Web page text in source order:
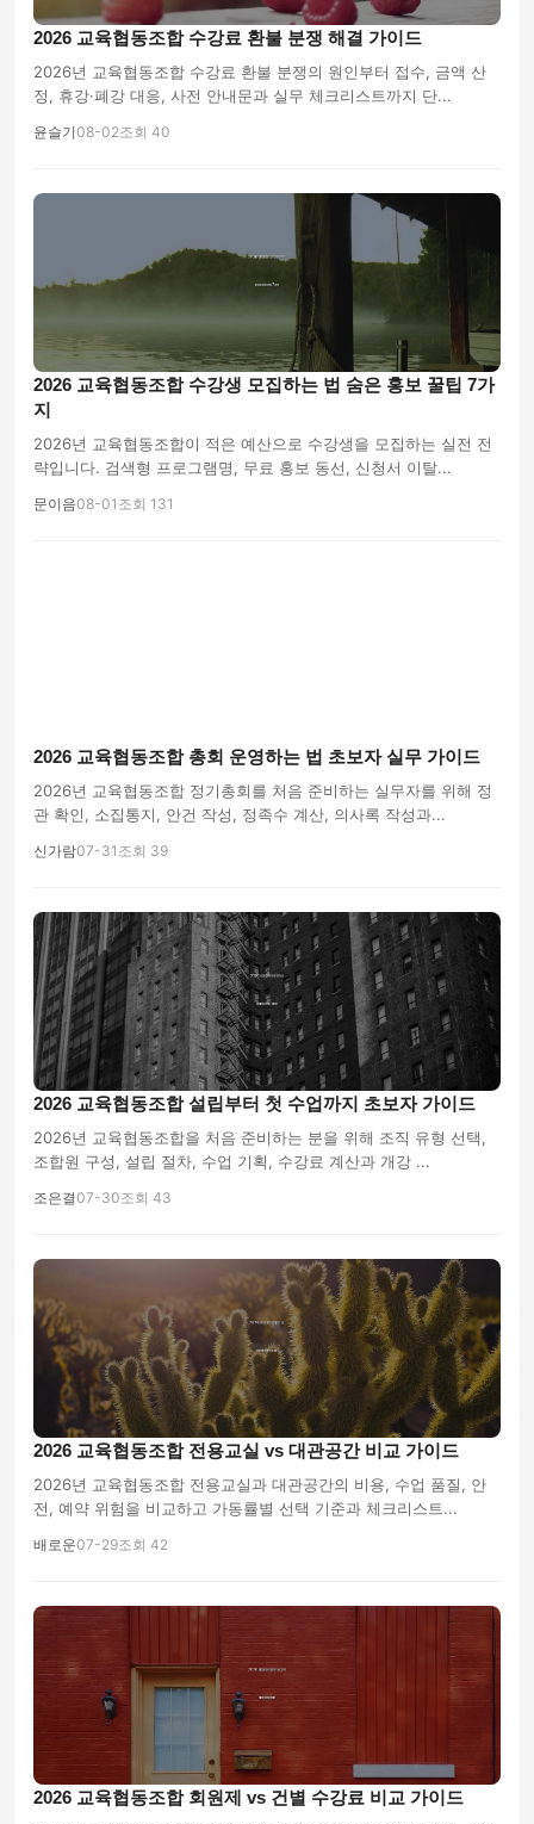
2026 교육협동조합 수강료 환불 분쟁 해결 가이드
2026년 교육협동조합 수강료 환불 분쟁의 원인부터 접수, 금액 산
정, 휴강·폐강 대응, 사전 안내문과 실무 체크리스트까지 단...
윤슬기08-02조회 40
2026 교육협동조합 수강생 모집하는 법 숨은 홍보 꿀팁 7가
지
2026년 교육협동조합이 적은 예산으로 수강생을 모집하는 실전 전
략입니다. 검색형 프로그램명, 무료 홍보 동선, 신청서 이탈...
문이음08-01 조회 131
2026 교육협동조합 총회 운영하는 법 초보자 실무 가이드
2026년 교육협동조합 정기총회를 처음 준비하는 실무자를 위해 정
관 확인, 소집통지, 안건 작성, 정족수 계산, 의사록 작성과...
신가람07-31 조회 39
2026 교육협동조합 설립부터 첫 수업까지 초보자 가이드
2026년 교육협동조합을 처음 준비하는 분을 위해 조직 유형 선택,
조합원 구성, 설립 절차, 수업 기획, 수강료 계산과 개강 ...
조은결07-30조회 43
2026 교육협동조합 전용교실 vs 대관공간 비교 가이드
2026년 교육협동조합 전용교실과 대관공간의 비용, 수업 품질, 안
전, 예약 위험을 비교하고 가동률별 선택 기준과 체크리스트...
배로운07-29조회 42
2026 교육협동조합 회원제 vs 건별 수강료 비교 가이드